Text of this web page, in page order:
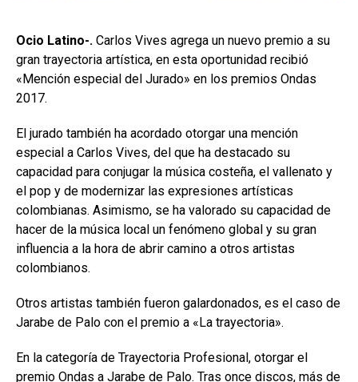
Ocio Latino-. Carlos Vives agrega un nuevo premio a su
gran trayectoria artística, en esta oportunidad recibió
«Mención especial del Jurado» en los premios Ondas
2017.
El jurado también ha acordado otorgar una mención
especial a Carlos Vives, del que ha destacado su
capacidad para conjugar la música costeña, el vallenato y
el pop y de modernizar las expresiones artísticas
colombianas. Asimismo, se ha valorado su capacidad de
hacer de la música local un fenómeno global y su gran
influencia a la hora de abrir camino a otros artistas
colombianos.
Otros artistas también fueron galardonados, es el caso de
Jarabe de Palo con el premio a «La trayectoria».
En la categoría de Trayectoria Profesional, otorgar el
premio Ondas a Jarabe de Palo. Tras once discos, más de